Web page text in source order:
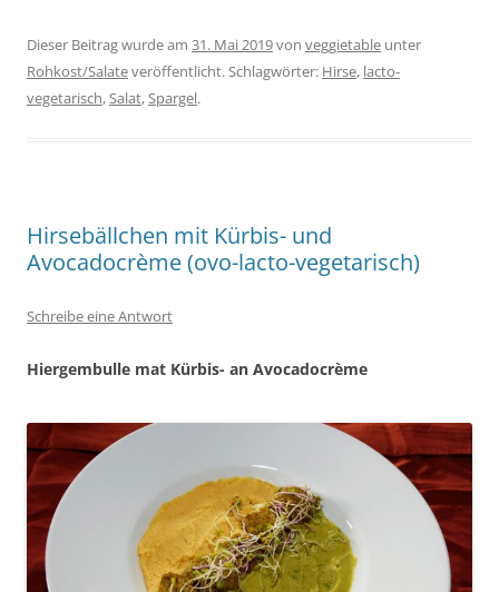
Dieser Beitrag wurde am 31. Mai 2019von veggietable unter
Rohkost/Salateveröffentlicht. Schlagwörter: Hirse, lacto-
vegetarisch,Salat,Spargel.
Hirsebällchen mit Kürbis- und
Avocadocrème (ovo-lacto-vegetarisch)
Schreibe eine Antwort
Hiergembulle mat Kürbis- an Avocadocrème